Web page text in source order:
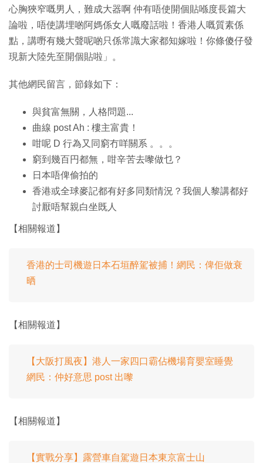
心胸狹窄嘅男人，難成大器啊 仲有唔使開個貼喺度長篇大
論啦，唔使講埋啲阿媽係女人嘅廢話啦！香港人嘅質素係
點，講嘢有幾大聲呢啲只係常識大家都知嫁啦！你條傻仔發
現新大陸先至開個貼啦」。
其他網民留言，節錄如下：
與貧富無關，人格問題...
曲線 post Ah : 樓主富貴！
咁呢 D 行為又同窮冇咩關系 。。。
窮到幾百円都無，咁辛苦去嚟做乜？
日本唔俾偷拍的
香港或全球麥記都有好多同類情況？我個人黎講都好
討厭唔幫親白坐既人
【相關報道】
香港的士司機遊日本石垣醉駕被捕！網民：俾佢做衰
晒
【相關報道】
【大阪打風夜】港人一家四口霸佔機場育嬰室睡覺
網民：仲好意思 post 出嚟
【相關報道】
【實戰分享】露營車自駕遊日本東京富士山